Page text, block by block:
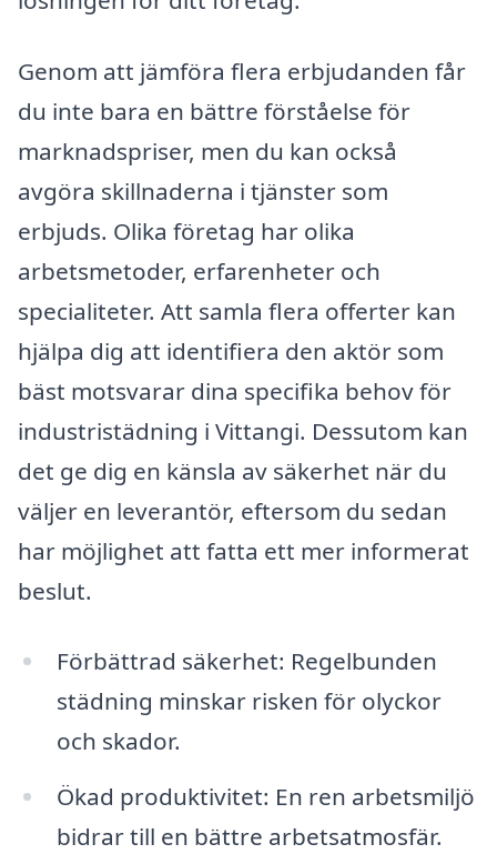
Genom att jämföra flera erbjudanden får
du inte bara en bättre förståelse för
marknadspriser, men du kan också
avgöra skillnaderna i tjänster som
erbjuds. Olika företag har olika
arbetsmetoder, erfarenheter och
specialiteter. Att samla flera offerter kan
hjälpa dig att identifiera den aktör som
bäst motsvarar dina specifika behov för
industristädning i Vittangi. Dessutom kan
det ge dig en känsla av säkerhet när du
väljer en leverantör, eftersom du sedan
har möjlighet att fatta ett mer informerat
beslut.
Förbättrad säkerhet: Regelbunden
städning minskar risken för olyckor
och skador.
Ökad produktivitet: En ren arbetsmiljö
bidrar till en bättre arbetsatmosfär.